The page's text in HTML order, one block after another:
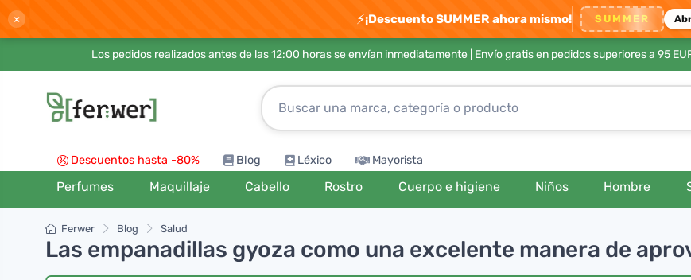
× ⚡¡Descuento SUMMER ahora mismo! SUMMER
Los pedidos realizados antes de las 12:00 horas se envían inmediatamente | Envío gratis en pedidos superiores a 95
Descuentos hasta -80% Blog Léxico Mayorista
Perfumes Maquillaje Cabello Rostro Cuerpo e higiene Niños Hombre
Ferwer Blog Salud
Las empanadillas gyoza como una excelente manera de